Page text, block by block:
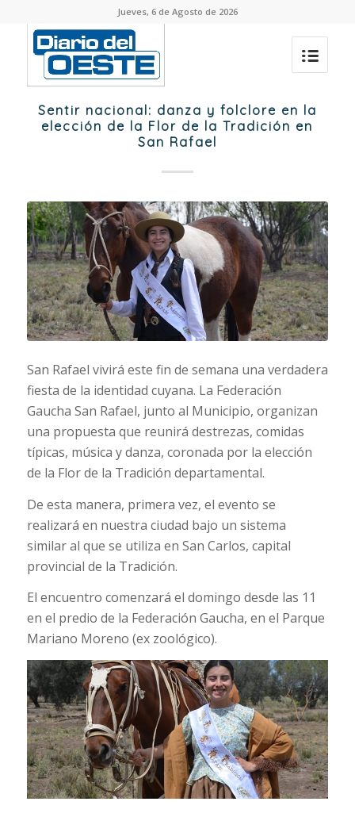
Jueves, 6 de Agosto de 2026
Sentir nacional: danza y folclore en la
elección de la Flor de la Tradición en
San Rafael
San Rafael vivirá este fin de semana una verdadera
fiesta de la identidad cuyana. La Federación
Gaucha San Rafael, junto al Municipio, organizan
una propuesta que reunirá destrezas, comidas
típicas, música y danza, coronada por la elección
de la Flor de la Tradición departamental.
De esta manera, primera vez, el evento se
realizará en nuestra ciudad bajo un sistema
similar al que se utiliza en San Carlos, capital
provincial de la Tradición.
El encuentro comenzará el domingo desde las 11
en el predio de la Federación Gaucha, en el Parque
Mariano Moreno (ex zoológico).